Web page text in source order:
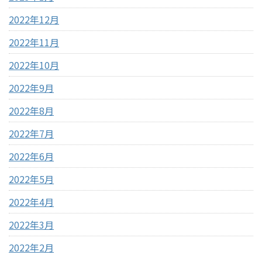
2022年12月
2022年11月
2022年10月
2022年9月
2022年8月
2022年7月
2022年6月
2022年5月
2022年4月
2022年3月
2022年2月